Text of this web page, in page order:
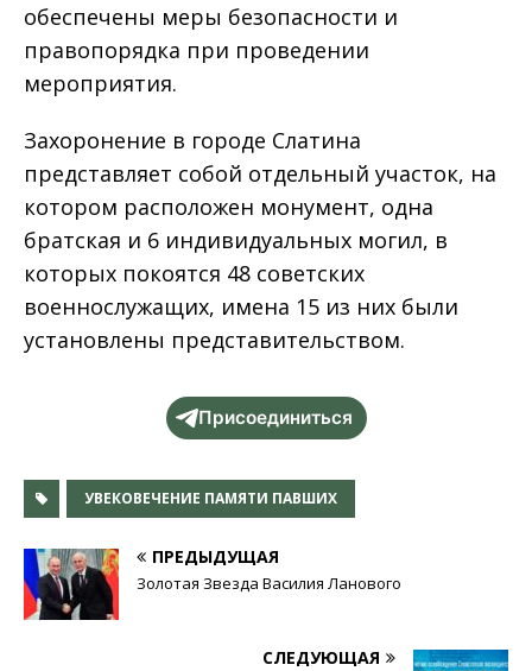
обеспечены меры безопасности и
правопорядка при проведении
мероприятия.
Захоронение в городе Слатина
представляет собой отдельный участок, на
котором расположен монумент, одна
братская и 6 индивидуальных могил, в
которых покоятся 48 советских
военнослужащих, имена 15 из них были
установлены представительством.
Присоединиться
УВЕКОВЕЧЕНИЕ ПАМЯТИ ПАВШИХ
ПРЕДЫДУЩАЯ
Золотая Звезда Василия Ланового
СЛЕДУЮЩАЯ